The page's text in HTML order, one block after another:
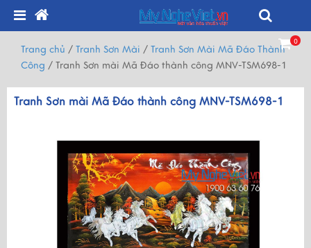
0
Trang chủ / Tranh Sơn Mài / Tranh Sơn Mài Mã Đáo Thành
Công / Tranh Sơn mài Mã Đáo thành công MNV-TSM698-1
Tranh Sơn mài Mã Đáo thành công MNV-TSM698-1